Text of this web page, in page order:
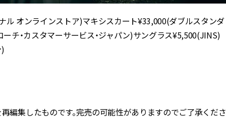
オンラインストア)マキシスカート¥33,000(ダブルスタンダ
チ・カスタマーサービス・ジャパン)サングラス¥5,500(JINS)
再編集したものです。完売の可能性がありますのでご了承くださ